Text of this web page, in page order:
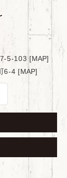
5-103 [MAP]
6-4 [MAP]